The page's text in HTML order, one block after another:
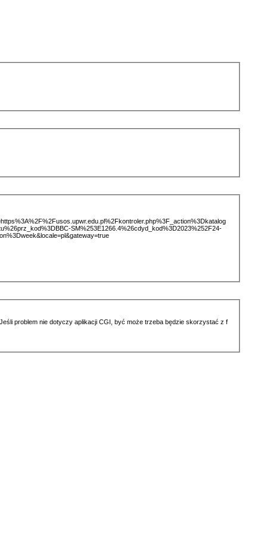
SM%253E1266.4%26cdyd_kod%3D2023%252F24-
problem nie dotyczy aplikacji CGI, być może trzeba będzie skorzystać z f